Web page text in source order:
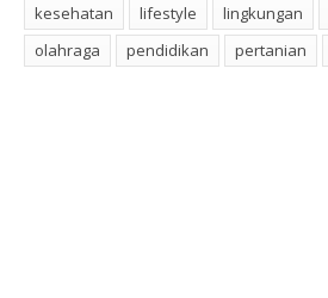
kesehatan
lifestyle lingkungan
olahraga
pendidikan pertanian